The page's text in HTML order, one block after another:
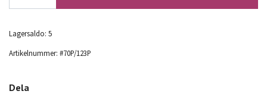
Lagersaldo: 5
Artikelnummer: #70P/123P
Dela